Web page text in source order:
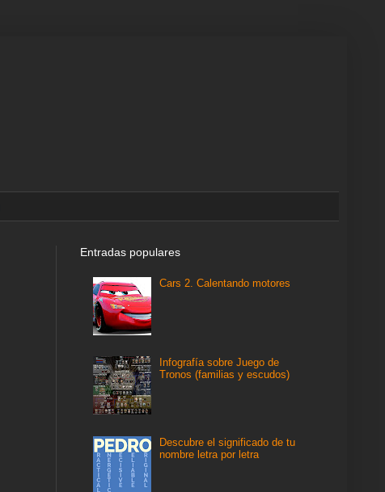
Entradas populares
Cars 2. Calentando motores
Infografía sobre Juego de
Tronos (familias y escudos)
Descubre el significado de tu
nombre letra por letra